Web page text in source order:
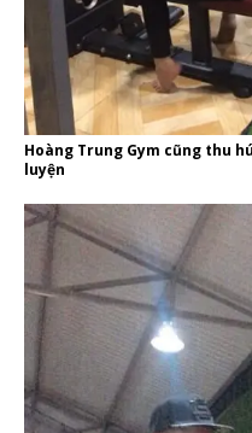
Hoàng Trung Gym cũng thu
luyện